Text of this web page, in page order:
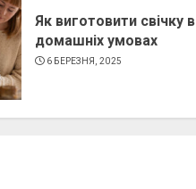
Як виготовити свічку в
домашніх умовах
6 БЕРЕЗНЯ, 2025